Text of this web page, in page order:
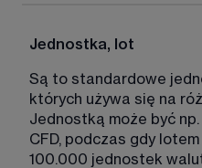
Jednostka, lot
Są to standardowe
których używa się na
Jednostką może być
CFD, podczas gdy
100.000 jednostek